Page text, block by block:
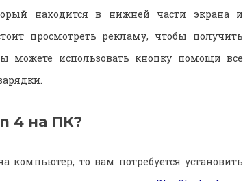
находится в нижней части экрана и
просмотреть рекламу, чтобы получить
можете использовать кнопку помощи все
4 на ПК?
компьютер, то вам потребуется установить